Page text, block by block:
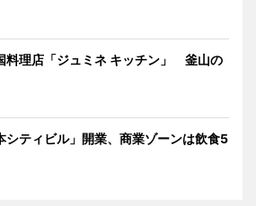
料理店「ジュミネ キッチン」 釜山の
シティビル」開業、商業ゾーンは飲食5